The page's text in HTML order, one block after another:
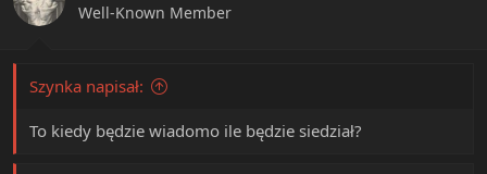
Well-Known Member
Szynka napisał:
To kiedy będzie wiadomo ile będzie siedział?